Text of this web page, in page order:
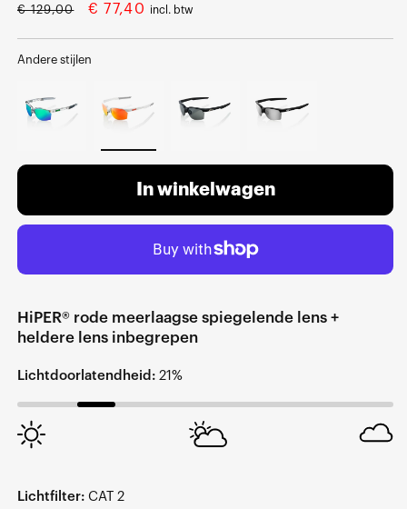
Normale
€ 129,00 Verkoopprijs
€ 77,40 incl. btw
Andere stijlen
In winkelwagen
HiPER® rode meerlaagse spiegelende lens +
heldere lens inbegrepen
Lichtdoorlatendheid: 21%
Lichtfilter: CAT 2